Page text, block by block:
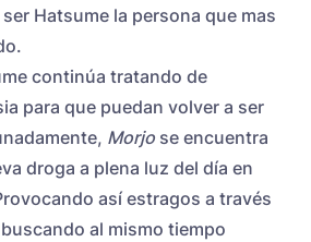
Hatsume la persona que mas
continúa tratando de
para que puedan volver a ser
Morjo se encuentra
droga a plena luz del día en
así estragos a través
al mismo tiempo